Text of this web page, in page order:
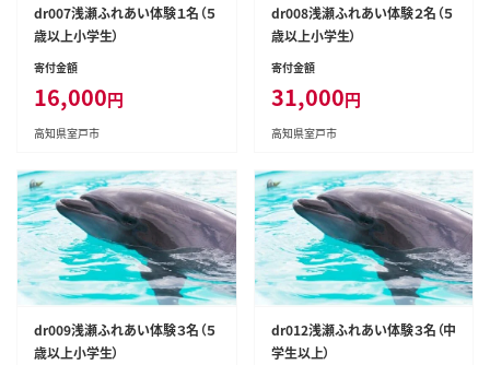
dr007浅瀬ふれあい体験１名（５
歳以上小学生）
寄付金額
16,000円
高知県室戸市
dr008浅瀬ふれあい体験２名（５
歳以上小学生）
寄付金額
31,000円
高知県室戸市
dr009浅瀬ふれあい体験３名（５
歳以上小学生）
dr012浅瀬ふれあい体験３名（中
学生以上）